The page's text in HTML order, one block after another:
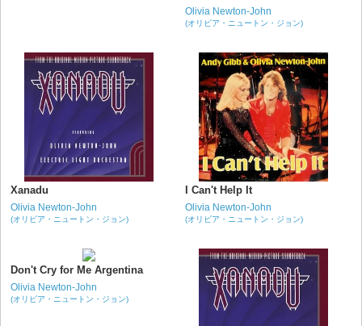
Olivia Newton-John
(オリビア・ニュートン・ジョン)
Xanadu
Olivia Newton-John
(オリビア・ニュートン・ジョン)
I Can't Help It
Olivia Newton-John
(オリビア・ニュートン・ジョン)
Don't Cry for Me Argentina
Olivia Newton-John
(オリビア・ニュートン・ジョン)